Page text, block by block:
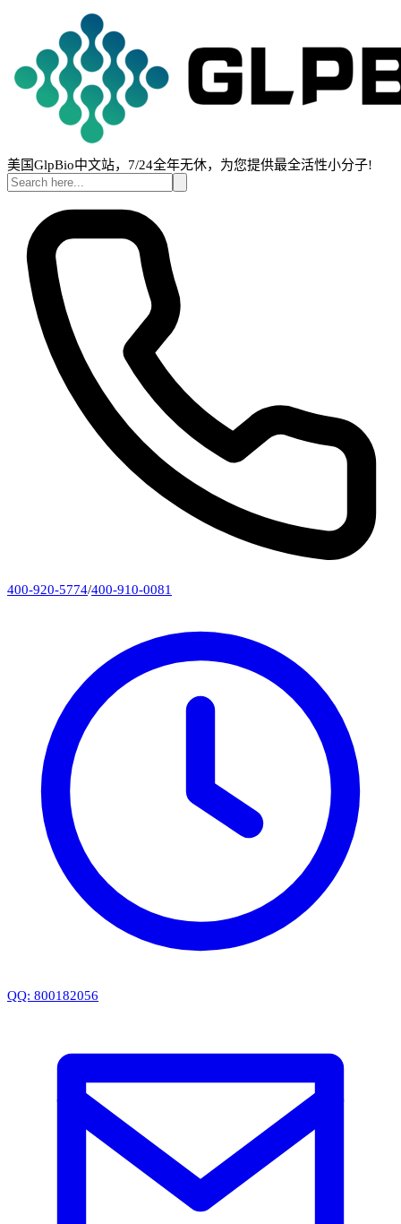
美国GlpBio中文站，7/24全年无休，为您提供最全活性小分子!
400-920-5774/400-910-0081
QQ: 800182056